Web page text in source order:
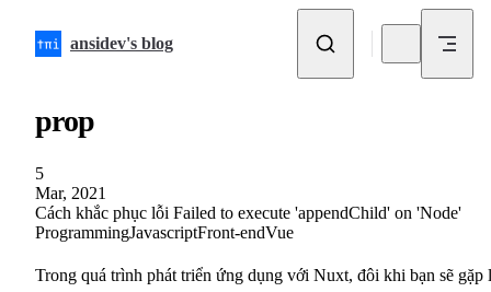
ansidev's blog
prop
5
Mar, 2021
Cách khắc phục lỗi Failed to execute 'appendChild' on 'Node'
ProgrammingJavascriptFront-endVue
Trong quá trình phát triển ứng dụng với Nuxt, đôi khi bạn sẽ gặp